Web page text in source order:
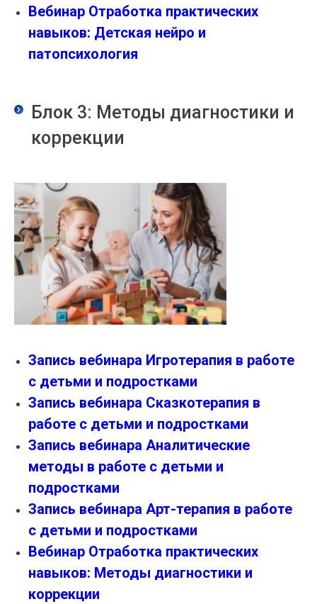
Вебинар Отработка практических
навыков: Детская нейро и
патопсихология
Блок 3: Методы диагностики и
коррекции
Запись вебинара Игротерапия в работе
с детьми и подростками
Запись вебинара Сказкотерапия в
работе с детьми и подростками
Запись вебинара Аналитические
методы в работе с детьми и
подростками
Запись вебинара Арт-терапия в работе
с детьми и подростками
Вебинар Отработка практических
навыков: Методы диагностики и
коррекции